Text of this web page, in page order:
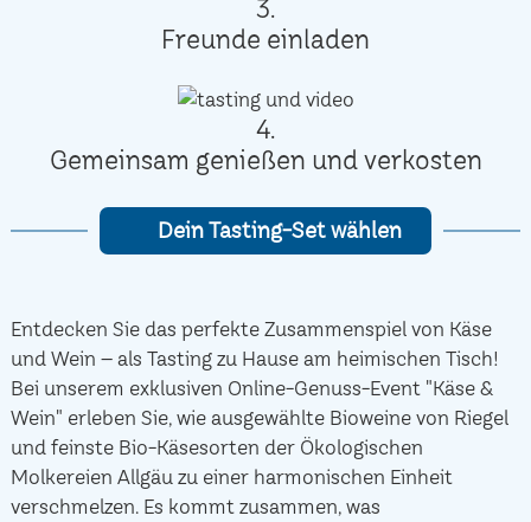
3.
Freunde einladen
4.
Gemeinsam genießen und verkosten
Dein Tasting-Set wählen
Entdecken Sie das perfekte Zusammenspiel von Käse
und Wein – als Tasting zu Hause am heimischen Tisch!
Bei unserem exklusiven Online-Genuss-Event "Käse &
Wein" erleben Sie, wie ausgewählte Bioweine von Riegel
und feinste Bio-Käsesorten der Ökologischen
Molkereien Allgäu zu einer harmonischen Einheit
verschmelzen. Es kommt zusammen, was